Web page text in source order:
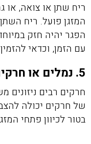
הזמנתי אתכם לצורך
ריח שתן או צואה, או
המזגן פועל. ריח
הפגר יהיה חזק
עם הזמן, וכדאי
5. נמלים או חרקים אחרים נכנסים ויוצאים מהמזגן
חרקים רבים ניזונים
של חרקים יכולה
בטור לכיוון פתחי